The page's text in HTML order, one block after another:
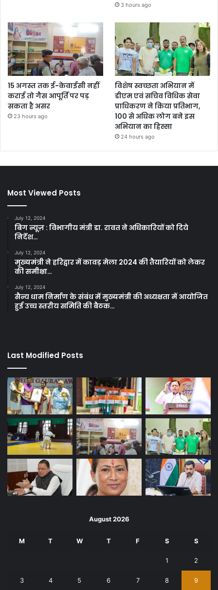
3 hours ago
15 अगस्त तक ई-केवाईसी नहीं
कराई तो गैस आपूर्ति पर पड़
सकता है असर
23 hours ago
विशेष स्वच्छता अभियान में
डीएम एवं सचिव विधिक सेवा
प्राधिकरण ने किया प्रतिभाग,
100 से अधिक लोग बने इस
अभियान का हिस्सा
24 hours ago
Most Viewed Posts
July 12, 2024
बिग न्यूज़ : विभागीय मंत्री डा. रावत ने अधिकारियों को दिये
निर्देश…
July 12, 2024
मुख्यमंत्री ने हरिद्वार में कावड़ मेला 2024 की तैयारियों को लेकर
की समीक्षा…
July 12, 2024
सैन्य धाम निर्माण के संबंध में मुख्यमंत्री की अध्यक्षता में आयोजित
हुई उच्च स्तरीय समिति की बैठक…
Last Modified Posts
August 2026
M T W T F S S
1 2
3 4 5 6 7 8 9